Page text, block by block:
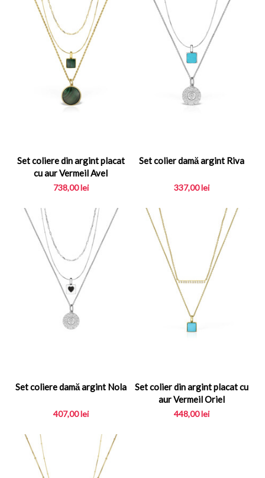
Set coliere din argint placat
cu aur Vermeil Avel
738,00lei
Set colier damă argint Riva
337,00lei
Set coliere damă argint Nola
407,00lei
Set colier din argint placat cu
aur Vermeil Oriel
448,00lei